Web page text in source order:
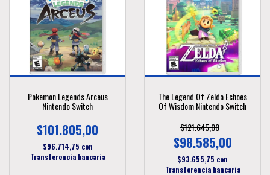
Pokemon Legends Arceus
Nintendo Switch
$101.805,00
$96.714,75 con
Transferencia bancaria
The Legend Of Zelda Echoes
Of Wisdom Nintendo Switch
$121.645,00
$98.585,00
$93.655,75 con
Transferencia bancaria